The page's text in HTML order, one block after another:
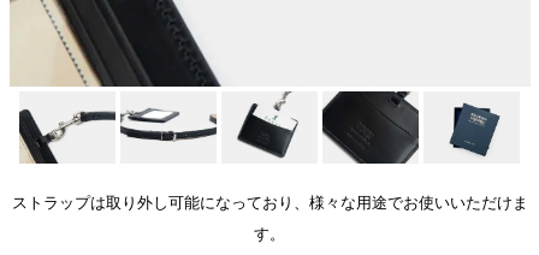
ストラップは取り外し可能になっており、様々な用途でお使いいただけま
す。